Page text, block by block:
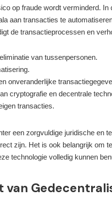
op fraude wordt verminderd.
aan transacties te
de transactieprocessen en
van tussenpersonen.
onveranderlijke
cryptografie en decentrale
transacties.
een zorgvuldige juridische en
zijn. Het is ook belangrijk om
technologie volledig kunnen